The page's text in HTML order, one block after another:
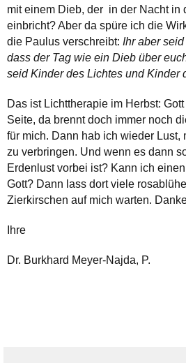
mit einem Dieb, der in der Nacht in
einbricht? Aber da spüre ich die
die Paulus verschreibt: Ihr aber
dass der Tag wie ein Dieb über
seid Kinder des Lichtes und Kinder
Das ist Lichttherapie im Herbst:
Seite, da brennt doch immer noch
für mich. Dann hab ich wieder Lust,
zu verbringen. Und wenn es dann
Erdenlust vorbei ist? Kann ich
Gott? Dann lass dort viele
Zierkirschen auf mich warten.
Ihre
Dr. Burkhard Meyer-Najda, P.